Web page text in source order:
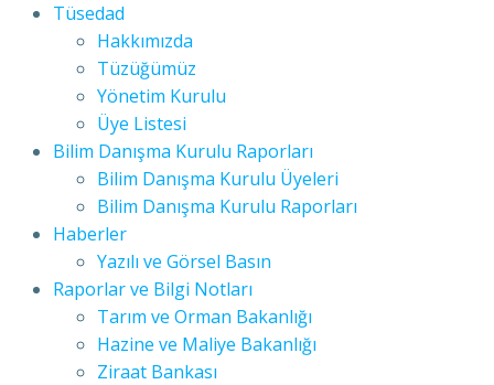
Tüsedad
Hakkımızda
Tüzüğümüz
Yönetim Kurulu
Üye Listesi
Bilim Danışma Kurulu Raporları
Bilim Danışma Kurulu Üyeleri
Bilim Danışma Kurulu Raporları
Haberler
Yazılı ve Görsel Basın
Raporlar ve Bilgi Notları
Tarım ve Orman Bakanlığı
Hazine ve Maliye Bakanlığı
Ziraat Bankası